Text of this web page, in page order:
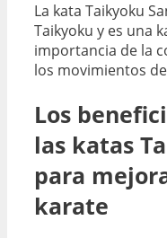
La kata Taikyoku
Taikyoku y es una
importancia de la
los movimientos
Los
las katas
para
karate